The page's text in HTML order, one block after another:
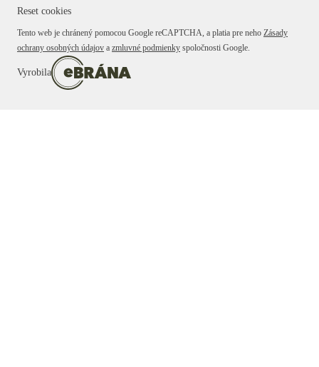
Reset cookies
Tento web je chránený pomocou Google reCAPTCHA, a platia pre neho Zásady
ochrany osobných údajov a zmluvné podmienky spoločnosti Google.
Vyrobila